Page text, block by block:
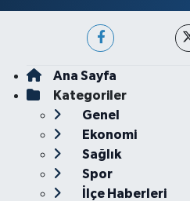
Ana Sayfa
Kategoriler
Genel
Ekonomi
Sağlık
Spor
İlçe Haberleri